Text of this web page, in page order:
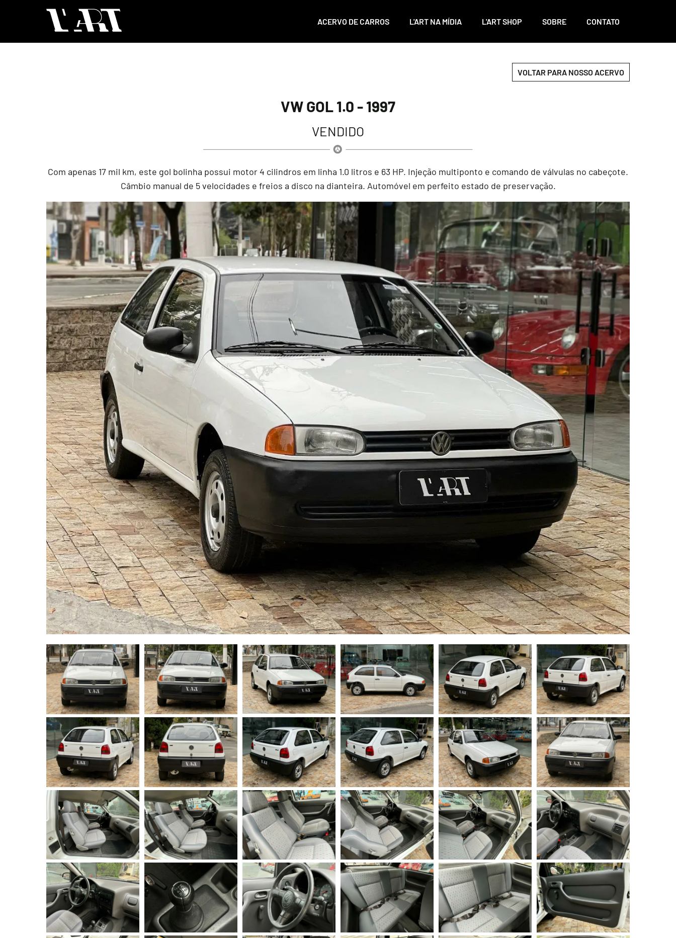
ACERVO DE CARROS L'ART NA MÍDIA L'ART SHOP SOBRE CONTATO
VOLTAR PARA NOSSO ACERVO
VW GOL 1.0 - 1997
VENDIDO
Com apenas 17 mil km, este gol bolinha possui motor 4 cilindros em linha 1.0 litros e 63 HP. Injeção multiponto e comando de válvulas no cabeçote.
Câmbio manual de 5 velocidades e freios a disco na dianteira. Automóvel em perfeito estado de preservação.